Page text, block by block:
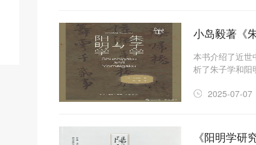
小岛毅著《
本书介绍了近世
析了朱子学和阳
2025-07-07
《阳明学研